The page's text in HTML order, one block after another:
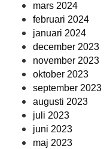
mars 2024
februari 2024
januari 2024
december 2023
november 2023
oktober 2023
september 2023
augusti 2023
juli 2023
juni 2023
maj 2023